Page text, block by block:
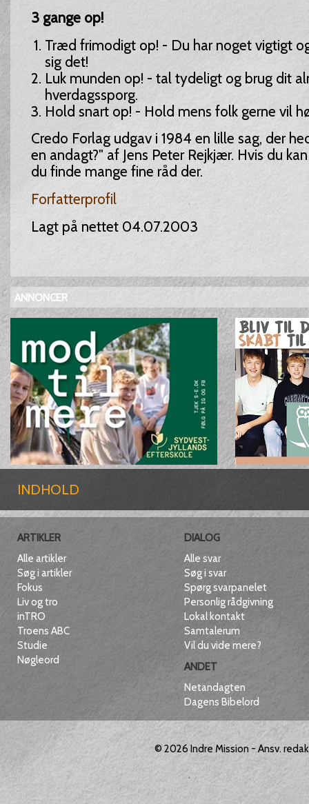
3 gange op!
Træd frimodigt op! - Du har noget vigtigt
sig det!
Luk munden op! - tal tydeligt og brug dit
hverdagssporg.
Hold snart op! - Hold mens folk gerne vil
Credo Forlag udgav i 1984 en lille sag, der
en andagt?" af Jens Peter Rejkjær. Hvis du
du finde mange fine råd der.
Forfatterprofil
Lagt på nettet 04.07.2003
ANNONCER
INDHOLD
ARTIKLER
Alle artikler
Søg i artikler
Fokus
Liv og tro
inTRO
Troens ABC
Studie
Nøgleord
DIALOG
Alle svar
Søg i svar
Spørg svarpanelet
Personlig rådgivning
Lokal kontakt
Samtalerum
Vil du vide mere?
ANDET
Netandagten
Dagens Bibelord
© 2026Indre Mission - Ansv.